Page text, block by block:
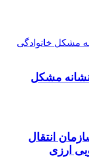
مشکل
انتقال
ارزی